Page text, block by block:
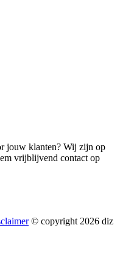
jouw klanten? Wij zijn op
vrijblijvend contact op
© copyright 2026 diz